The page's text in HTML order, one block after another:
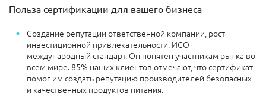
Польза сертификации для вашего бизнеса
Создание репутации ответственной компании, рост
инвестиционной привлекательности. ИСО -
международный стандарт. Он понятен участникам рынка во
всем мире. 85% наших клиентов отмечают, что сертификат
помог им создать репутацию производителей безопасных
и качественных продуктов питания.